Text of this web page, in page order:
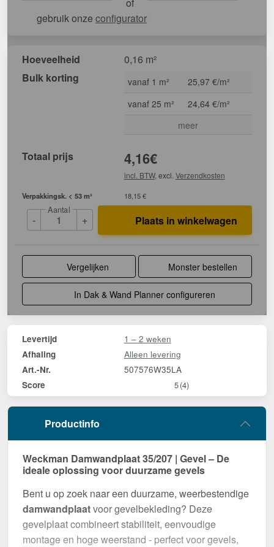
gebruik onze configurator
Hoeveelheid
0,16 m²
Bulk korting
vanaf 1 m²
25,97 €/m²
vanaf 25 m²
24,64 €/m²
meer
Totaal prijs 4,16€
incl. BTW, excl. Verzendkosten
Verpakkingsk. < 53 m² 18,15 €
-
Aantal
+ Plaats in winkelwagen
Vergelijken Monster bestellen
In Dak & Wand Planner configureren
Levertijd 1 – 2 weken
Afhaling Alleen levering
Art.-Nr. 507576W35LA
Score 5(4)
Productinfo
Weckman Damwandplaat 35/207 | Gevel – De
ideale oplossing voor duurzame gevels
Bent u op zoek naar een duurzame, weerbestendige
damwandplaatvoor gevelbekleding? Deze
gevelplaat combineert stabiliteit, eenvoudige
montage en hoge weerstand - perfect voor gevels,